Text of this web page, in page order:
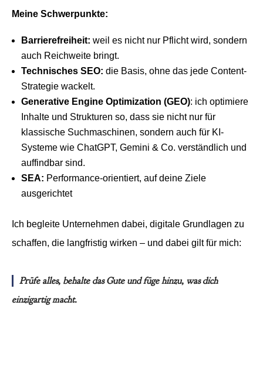
Meine Schwerpunkte:
Barrierefreiheit: weil es nicht nur Pflicht wird, sondern
auch Reichweite bringt.
Technisches SEO: die Basis, ohne das jede Content-
Strategie wackelt.
Generative Engine Optimization (GEO): ich optimiere
Inhalte und Strukturen so, dass sie nicht nur für
klassische Suchmaschinen, sondern auch für KI-
Systeme wie ChatGPT, Gemini & Co. verständlich und
auffindbar sind.
SEA: Performance-orientiert, auf deine Ziele
ausgerichtet
Ich begleite Unternehmen dabei, digitale Grundlagen zu
schaffen, die langfristig wirken – und dabei gilt für mich:
Prüfe alles, behalte das Gute und füge hinzu, was dich
einzigartig macht.